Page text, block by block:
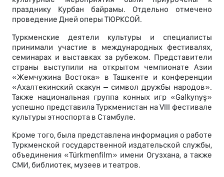
празднику Курбан байрамы. Отдельно отмечено
проведение Дней оперы ТЮРКСОЙ.
Туркменские деятели культуры и специалисты
принимали участие в международных фестивалях,
семинарах и выставках за рубежом. Представители
страны выступили на открытом чемпионате Азии
«Жемчужина Востока» в Ташкенте и конференции
«Ахалтекинский скакун – символ дружбы народов».
Также национальная группа конных игр «Galkynyş»
успешно представила Туркменистан на VIII фестивале
культуры этноспорта в Стамбуле.
Кроме того, была представлена информация о работе
Туркменской государственной издательской службы,
объединения «Türkmenfilm» имени Огузхана, а также
СМИ, библиотек, музеев и театров.